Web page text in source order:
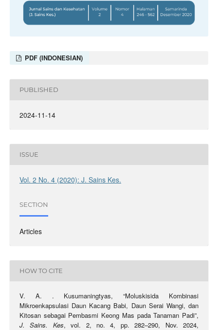
PDF (INDONESIAN)
PUBLISHED
2024-11-14
ISSUE
Vol. 2 No. 4 (2020): J. Sains Kes.
SECTION
Articles
HOW TO CITE
V. A. . Kusumaningtyas, “Moluskisida Kombinasi
Mikroenkapsulasi Daun Kacang Babi, Daun Serai Wangi, dan
Kitosan sebagai Pembasmi Keong Mas pada Tanaman Padi”,
J. Sains. Kes, vol. 2, no. 4, pp. 282–290, Nov. 2024,